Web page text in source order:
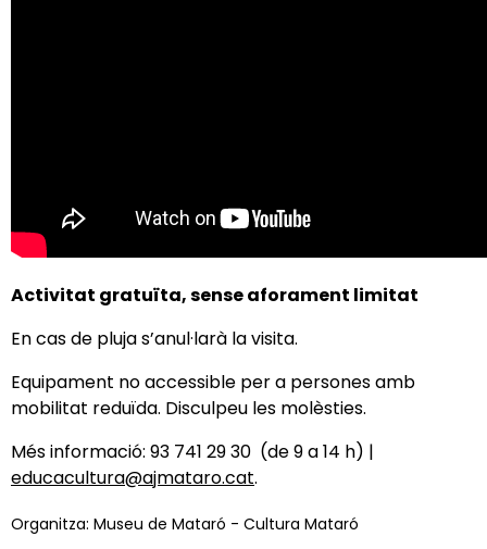
Activitat gratuïta, sense aforament limitat
En cas de pluja s’anul·larà la visita.
Equipament no accessible per a persones amb
mobilitat reduïda. Disculpeu les molèsties.
Més informació: 93 741 29 30 (de 9 a 14 h) |
educacultura@ajmataro.cat.
Organitza: Museu de Mataró - Cultura Mataró